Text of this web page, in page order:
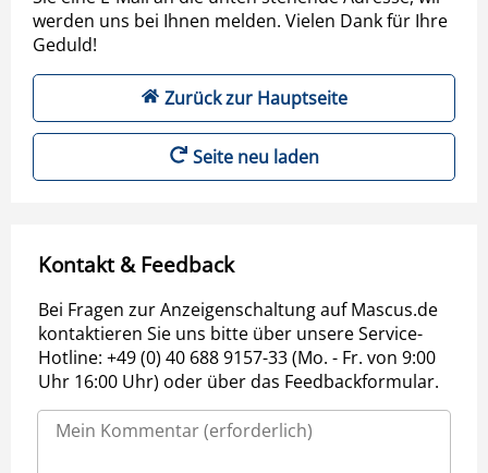
werden uns bei Ihnen melden. Vielen Dank für Ihre
Geduld!
Zurück zur Hauptseite
Seite neu laden
Kontakt & Feedback
Bei Fragen zur Anzeigenschaltung auf Mascus.de
kontaktieren Sie uns bitte über unsere Service-
Hotline: +49 (0) 40 688 9157-33 (Mo. - Fr. von 9:00
Uhr 16:00 Uhr) oder über das Feedbackformular.